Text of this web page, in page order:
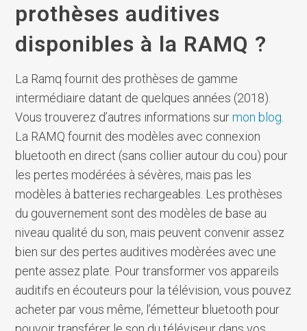
prothèses auditives
disponibles à la RAMQ ?
La Ramq fournit des prothèses de gamme
intermédiaire datant de quelques années (2018).
Vous trouverez d’autres informations surmon blog
La RAMQ fournit des modèles avec connexion
bluetooth en direct (sans collier autour du cou) pour
les pertes modérées à sévères, mais pas les
modèles à batteries rechargeables. Les prothèses
du gouvernement sont des modèles de base au
niveau qualité du son, mais peuvent convenir assez
bien sur des pertes auditives modèrées avec une
pente assez plate. Pour transformer vos appareils
auditifs en écouteurs pour la télévision, vous pouvez
acheter par vous même, l’émetteur bluetooth pour